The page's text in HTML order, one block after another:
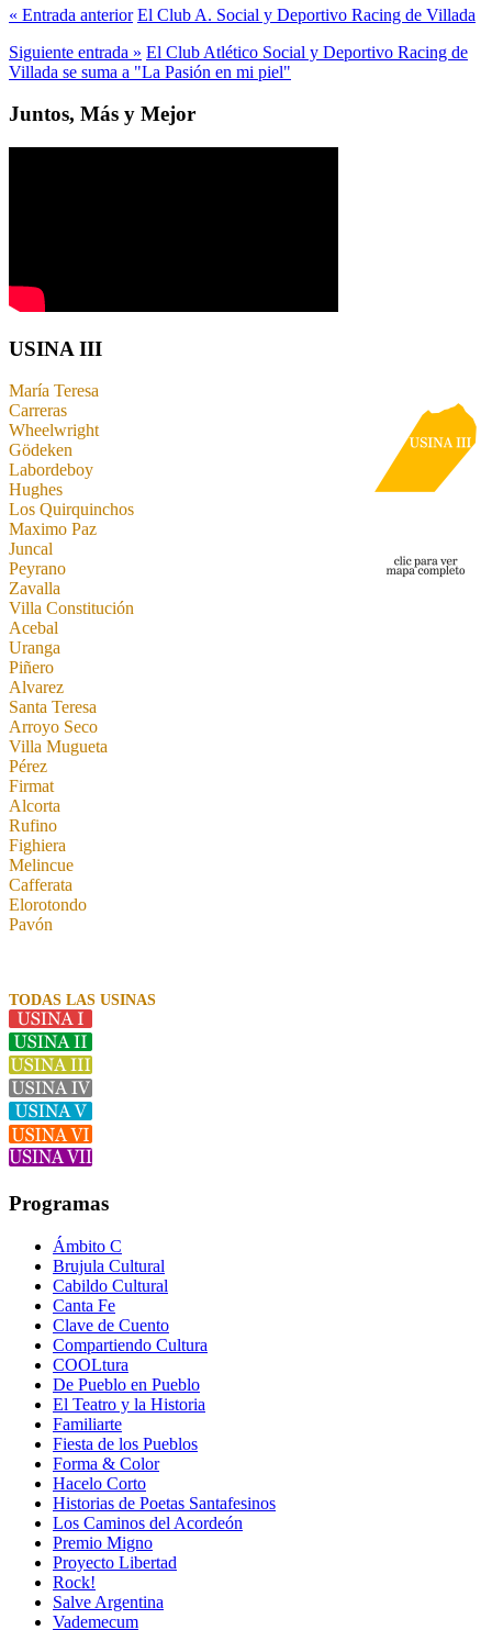
« Entrada anterior El Club A. Social y Deportivo Racing de Villada
Siguiente entrada » El Club Atlético Social y Deportivo Racing de
Villada se suma a "La Pasión en mi piel"
Juntos, Más y Mejor
USINA III
María Teresa
Carreras
Wheelwright
Gödeken
Labordeboy
Hughes
Los Quirquinchos
Maximo Paz
Juncal
Peyrano
Zavalla
Villa Constitución
Acebal
Uranga
Piñero
Alvarez
Santa Teresa
Arroyo Seco
Villa Mugueta
Pérez
Firmat
Alcorta
Rufino
Fighiera
Melincue
Cafferata
Elorotondo
Pavón
TODAS LAS USINAS
Programas
Ámbito C
Brujula Cultural
Cabildo Cultural
Canta Fe
Clave de Cuento
Compartiendo Cultura
COOLtura
De Pueblo en Pueblo
El Teatro y la Historia
Familiarte
Fiesta de los Pueblos
Forma & Color
Hacelo Corto
Historias de Poetas Santafesinos
Los Caminos del Acordeón
Premio Migno
Proyecto Libertad
Rock!
Salve Argentina
Vademecum